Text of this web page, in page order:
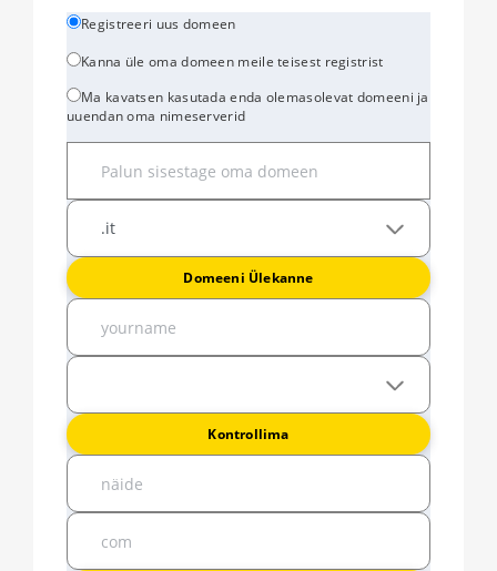
Registreeri uus domeen
Kanna üle oma domeen meile teisest registrist
Ma kavatsen kasutada enda olemasolevat domeeni ja
uuendan oma nimeserverid
Domeeni Ülekanne
Kontrollima